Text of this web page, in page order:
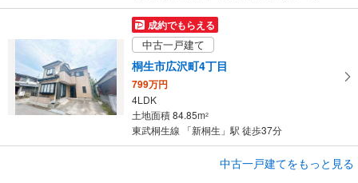
成約でもらえる
中古一戸建て
桐生市広沢町4丁目
799万円
4LDK
土地面積 84.85m2
東武桐生線 「新桐生」駅 徒歩37分
中古一戸建てをもっと見る